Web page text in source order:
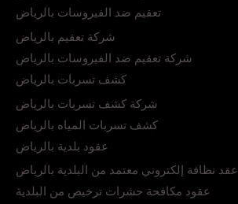
تعقيم ضد الفيروسات بالرياض
شركة تعقيم بالرياض
شركة تعقيم ضد الفيروسات بالرياض
كشف تسربات بالرياض
شركة كشف تسربات بالرياض
كشف تسربات المياه بالرياض
عقود بلدية بالرياض
عقد نظافة إلكتروني معتمد من البلدية بالرياض
عقود مكافحة حشرات ترخيص من البلدية